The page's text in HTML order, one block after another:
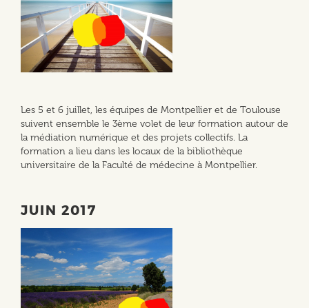
Les 5 et 6 juillet, les équipes de Montpellier et de Toulouse
suivent ensemble le 3ème volet de leur formation autour de
la médiation numérique et des projets collectifs. La
formation a lieu dans les locaux de la bibliothèque
universitaire de la Faculté de médecine à Montpellier.
JUIN 2017